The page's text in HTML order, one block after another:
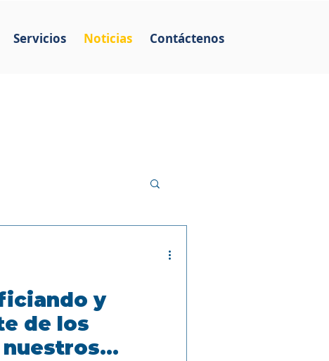
Servicios Noticias Contáctenos
y
de los